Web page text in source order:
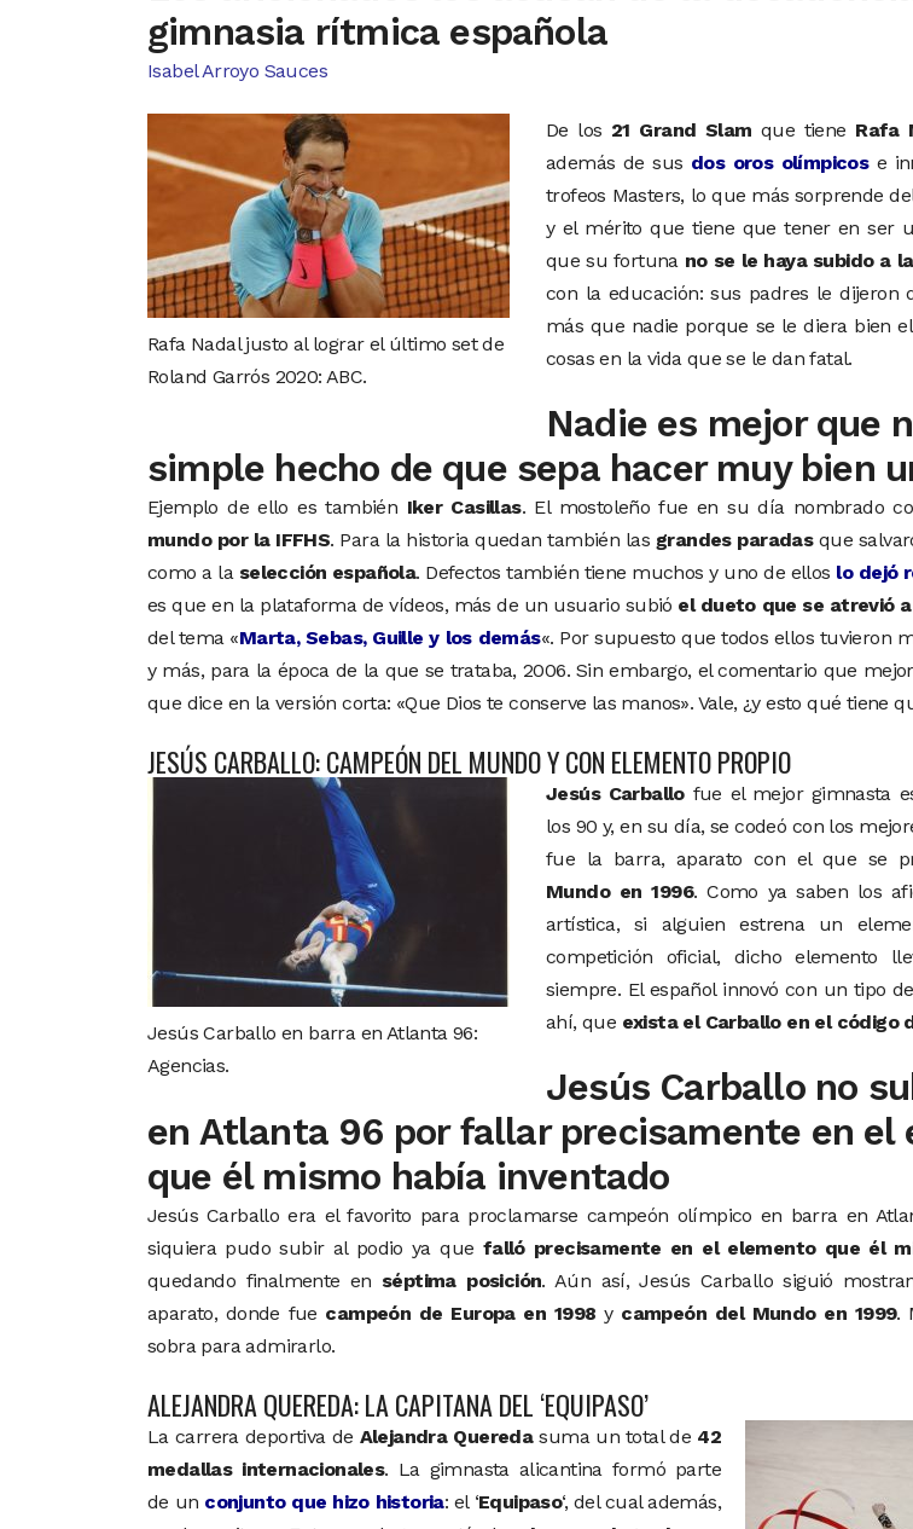
gimnasia rítmica española
Isabel Arroyo Sauces
Rafa Nadal justo al lograr el último set de
Roland Garrós 2020: ABC.
De los 21 Grand Slam que tiene Rafa
además de sus dos oros olímpicose
trofeos Masters, lo que más sorprende
y el mérito que tiene que tener en ser
que su fortuna no se le haya subido a
con la educación: sus padres le dijeron
más que nadie porque se le diera bien
cosas en la vida que se le dan fatal.
Nadie es mejor que
simple hecho de que sepa hacer muy bien
Ejemplo de ello es también Iker Casillas. El mostoleño fue en su día nombrado
mundo por la IFFHS. Para la historia quedan también las grandes paradasque
como a la selección española. Defectos también tiene muchos y uno de ellos lo dejó
es que en la plataforma de vídeos, más de un usuario subió el dueto que se atrevió
del tema «Marta, Sebas, Guille y los demás«. Por supuesto que todos ellos tuvieron
y más, para la época de la que se trataba, 2006. Sin embargo, el comentario que
que dice en la versión corta: «Que Dios te conserve las manos». Vale, ¿y esto qué tiene
JESÚS CARBALLO: CAMPEÓN DEL MUNDO Y CON ELEMENTO PROPIO
Jesús Carballo en barra en Atlanta 96:
Agencias.
Jesús Carballofue el mejor gimnasta
los 90 y, en su día, se codeó con los
fue la barra, aparato con el que se
Mundo en 1996. Como ya saben los
artística, si alguien estrena un
competición oficial, dicho elemento
siempre. El español innovó con un tipo
ahí, que exista el Carballo en el código
Jesús Carballo no
en Atlanta 96 por fallar precisamente en el
que él mismo había inventado
Jesús Carballo era el favorito para proclamarse campeón olímpico en barra en
siquiera pudo subir al podio ya que falló precisamente en el elemento que él
quedando finalmente en séptima posición. Aún así, Jesús Carballo siguió
aparato, donde fue campeón de Europa en 1998 y campeón del Mundo en 1999.
sobra para admirarlo.
ALEJANDRA QUEREDA: LA CAPITANA DEL ‘EQUIPASO’
La carrera deportiva de Alejandra Queredasuma un total de 42
medallas internacionales. La gimnasta alicantina formó parte
de un conjunto que hizo historia: el ‘Equipaso‘, del cual además,